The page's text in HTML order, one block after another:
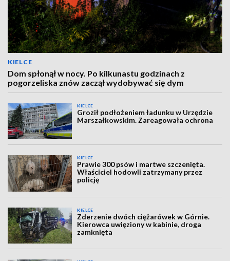
KIELCE
Dom spłonął w nocy. Po kilkunastu godzinach z
pogorzeliska znów zaczął wydobywać się dym
KIELCE
Groził podłożeniem ładunku w Urzędzie
Marszałkowskim. Zareagowała ochrona
KIELCE
Prawie 300 psów i martwe szczenięta.
Właściciel hodowli zatrzymany przez
policję
KIELCE
Zderzenie dwóch ciężarówek w Górnie.
Kierowca uwięziony w kabinie, droga
zamknięta